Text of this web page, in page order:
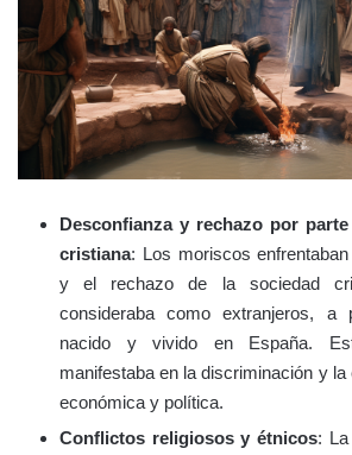
Desconfianza y rechazo por
cristiana: Los moriscos
y el rechazo de la sociedad
consideraba como extranjeros, a
nacido y vivido en España.
manifestaba en la discriminación y
económica y política.
Conflictos religiosos y étnicos: